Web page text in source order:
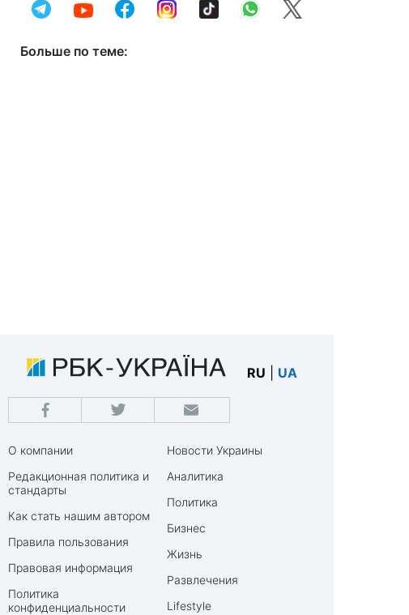
Больше по теме:
RU UA
О компании
Редакционная политика и
стандарты
Как стать нашим автором
Правила пользования
Правовая информация
Политика
конфиденциальности
Новости Украины
Аналитика
Политика
Бизнес
Жизнь
Развлечения
Lifestyle